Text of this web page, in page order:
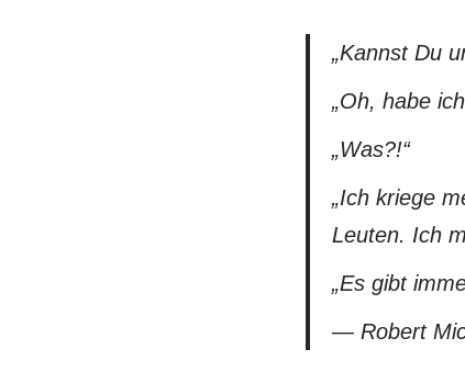
„Kannst Du
„Oh, habe
„Was?!“
„Ich kriege
Leuten. Ich
„Es gibt
— Robert